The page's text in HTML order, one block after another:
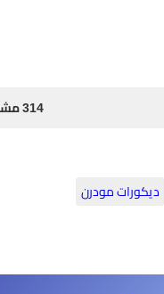
314 مشاهدة
ديكورات مودرن